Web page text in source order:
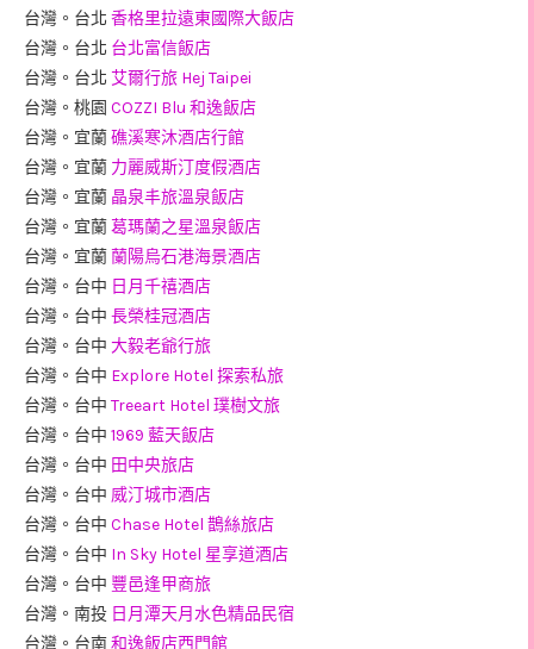
台灣。台北 香格里拉遠東國際大飯店
台灣。台北 台北富信飯店
台灣。台北 艾爾行旅 Hej Taipei
台灣。桃園 COZZI Blu 和逸飯店
台灣。宜蘭礁溪寒沐酒店行館
台灣。宜蘭 力麗威斯汀度假酒店
台灣。宜蘭 晶泉丰旅溫泉飯店
台灣。宜蘭葛瑪蘭之星溫泉飯店
台灣。宜蘭蘭陽烏石港海景酒店
台灣。台中 日月千禧酒店
台灣。台中 長榮桂冠酒店
台灣。台中 大毅老爺行旅
台灣。台中 Explore Hotel 探索私旅
台灣。台中 Treeart Hotel 璞樹文旅
台灣。台中 1969 藍天飯店
台灣。台中 田中央旅店
台灣。台中 威汀城市酒店
台灣。台中 Chase Hotel 鵲絲旅店
台灣。台中 In Sky Hotel 星享道酒店
台灣。台中 豐邑逢甲商旅
台灣。南投 日月潭天月水色精品民宿
台灣。台南和逸飯店西門館